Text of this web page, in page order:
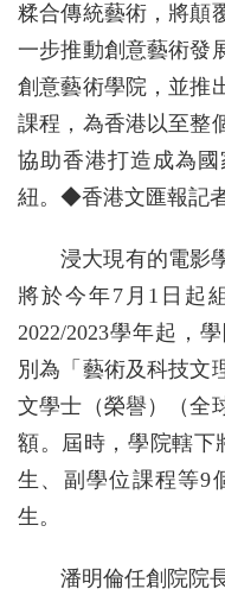
糅合傳統藝術，將顛
一步推動創意藝術發
創意藝術學院，並推
課程，為香港以至整
協助香港打造成為
紐。◆香港文匯報記
浸大現有的電影
將於今年7月1日起
2022/2023學年起，
別為「藝術及科技文
文學士（榮譽）（全
額。屆時，學院轄下
生、副學位課程等9
生。
潘明倫任創院院